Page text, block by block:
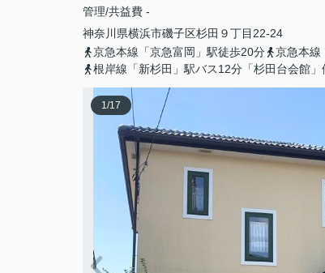
管理/共益費 -
神奈川県横浜市磯子区杉田 ９丁目22-24
京急本線「京急富岡」駅徒歩20分
京急本線
根岸線「新杉田」駅バス12分「杉田台会館」
1/17